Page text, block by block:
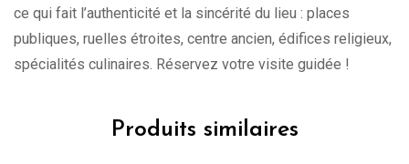
ce qui fait l’authenticité et la sincérité du lieu : places
publiques, ruelles étroites, centre ancien, édifices religieux,
spécialités culinaires. Réservez votre visite guidée !
Produits similaires